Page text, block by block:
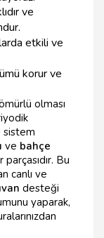
ve
etkili ve
korur ve
olması
sistem
ve bahçe
Bu
canlı ve
desteği
yaparak,